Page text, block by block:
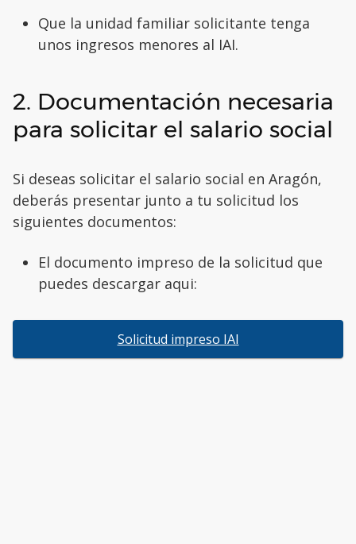
Que la unidad familiar solicitante tenga
unos ingresos menores al IAI.
2. Documentación necesaria
para solicitar el salario social
Si deseas solicitar el salario social en Aragón,
deberás presentar junto a tu solicitud los
siguientes documentos:
El documento impreso de la solicitud que
puedes descargar aqui:
Solicitud impreso IAI